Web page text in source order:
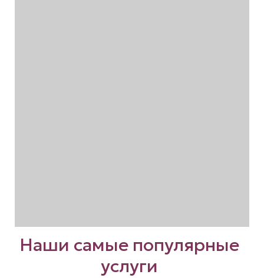
Наши самые популярные
услуги